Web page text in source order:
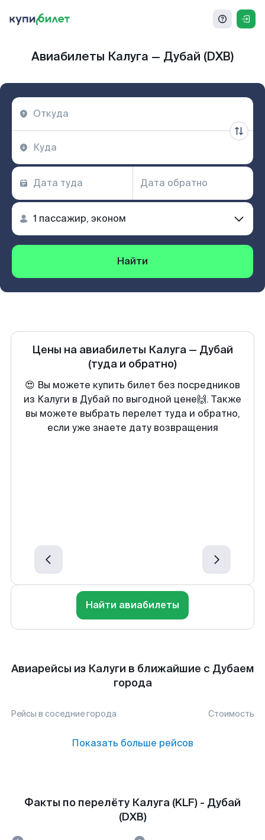
Авиабилеты Калуга — Дубай (DXB)
Найти
Цены на авиабилеты Калуга — Дубай
(туда и обратно)
😍 Вы можете купить билет без посредников
из Калуги в Дубай по выгодной цене🙌. Также
вы можете выбрать перелет туда и обратно,
если уже знаете дату возвращения
Найти авиабилеты
Авиарейсы из Калуги в ближайшие с Дубаем
города
Рейсы в соседние города Стоимость
Показать больше рейсов
Факты по перелёту Калуга (KLF) - Дубай
(DXB)